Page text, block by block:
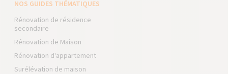
NOS GUIDES THÉMATIQUES
Rénovation de résidence
secondaire
Rénovation de Maison
Rénovation d'appartement
Surélévation de maison